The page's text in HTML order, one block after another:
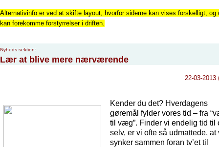
Alternativinfo er ved at skifte layout, hvorfor siderne kan vises forskelligt, og
kan forekomme forstyrrelser i driften.
Nyheds sektion:
Lær at blive mere nærværende
22-03-2013
Kender du det? Hverdagens
gøremål fylder vores tid – fra
til væg”. Finder vi endelig tid til
selv, er vi ofte så udmattede, at
synker sammen foran tv’et til